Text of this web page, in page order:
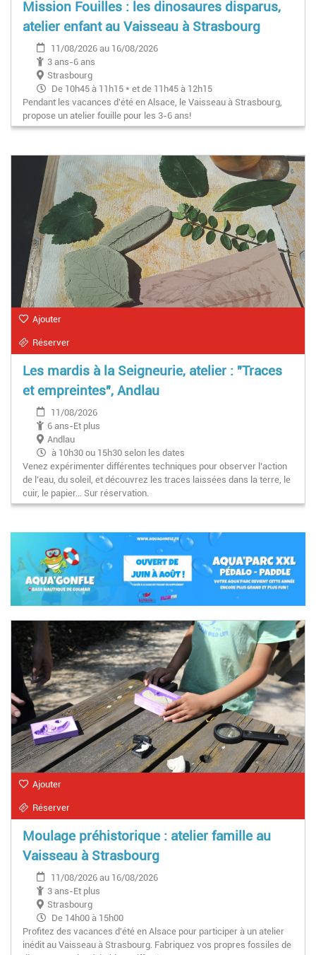
Mission Fouilles : les dinosaures disparus,
atelier enfant au Vaisseau à Strasbourg
11/08/2026 au 16/08/2026
3 ans-6 ans
Strasbourg
De 10h45 à 11h15 * et de 11h45 à 12h15
* Hors programmation exceptionnelle les 15 et 16 août
Pendant les vacances d'été en Alsace, le Vaisseau à Strasbourg,
propose un atelier fouille pour les 3-6 ans!
Ajouter
Réserver
Les mardis à la Seigneurie, atelier : "Traces
et empreintes", Andlau
11/08/2026
6 ans-Et plus
Andlau
à 10h30 ou 15h30 selon les dates
Venez expérimenter différentes techniques pour observer l’action
de l’eau, du soleil, et découvrez les traces laissées dans la terre, le
cuir, le papier… Sur réservation.
Ajouter
Réserver
Moulage préhistorique : atelier famille au
Vaisseau à Strasbourg
11/08/2026 au 16/08/2026
3 ans-Et plus
Strasbourg
De 14h00 à 15h00
Profitez des vacances d'été en Alsace pour participer à un atelier
inédit au Vaisseau à Strasbourg. Fabriquez vos propres fossiles de